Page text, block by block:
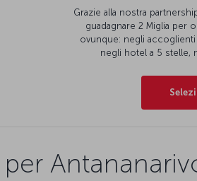
Grazie alla nostra
guadagnare 2 Miglia per
ovunque: negli
negli hotel a 5 stelle,